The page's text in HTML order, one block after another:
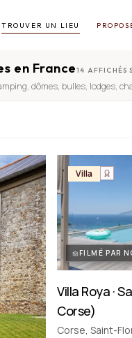
TROUVER UN LIEU
en France14 AFFICHÉS
, dômes, bulles, lodges,
Villa
FILMÉ PAR
Villa Roya ·
Corse)
Corse, Saint-